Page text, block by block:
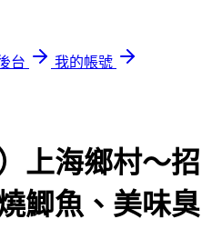
台
我的帳號
上海鄉村～招
鯽魚、美味臭